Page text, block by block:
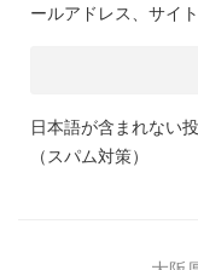
ールアドレス、サイ
日本語が含まれない
（スパム対策）